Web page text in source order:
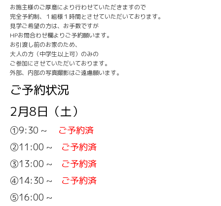
お施主様のご厚意により行わせていただきますので
完全予約制、１組様１時間とさせていただいております。
見学ご希望の方は、お手数ですが
HPお問合わせ欄よりご予約願います。
お引渡し前のお家のため、
大人の方（中学生以上可）のみの
ご参加にさせていただいております。
外部、内部の写真撮影はご遠慮願います。
ご予約状況
2月8日（土）
①9:30 ~ ご予約済
②11:00 ~ ご予約済
③13:00 ~ ご予約済
④14:30 ~ ご予約済
⑤16:00 ~